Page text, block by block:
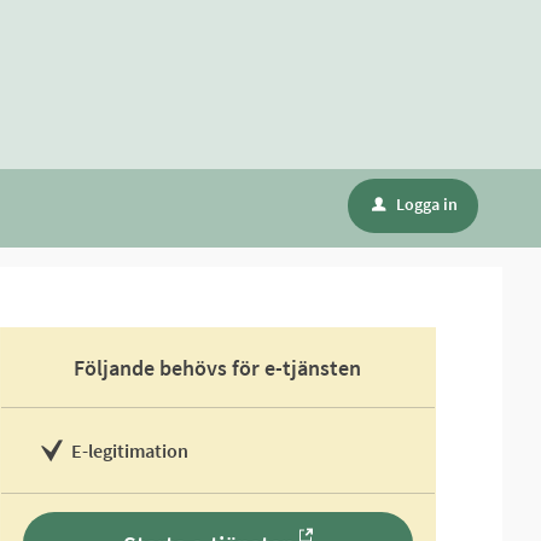
u Logga in
Följande behövs för e-tjänsten
E-legitimation